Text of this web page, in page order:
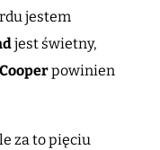
jestem
jest świetny,
Cooperpowinien
za to pięciu